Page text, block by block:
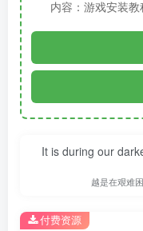
内容：游戏安装
It is during our
越是在艰难
付费资源